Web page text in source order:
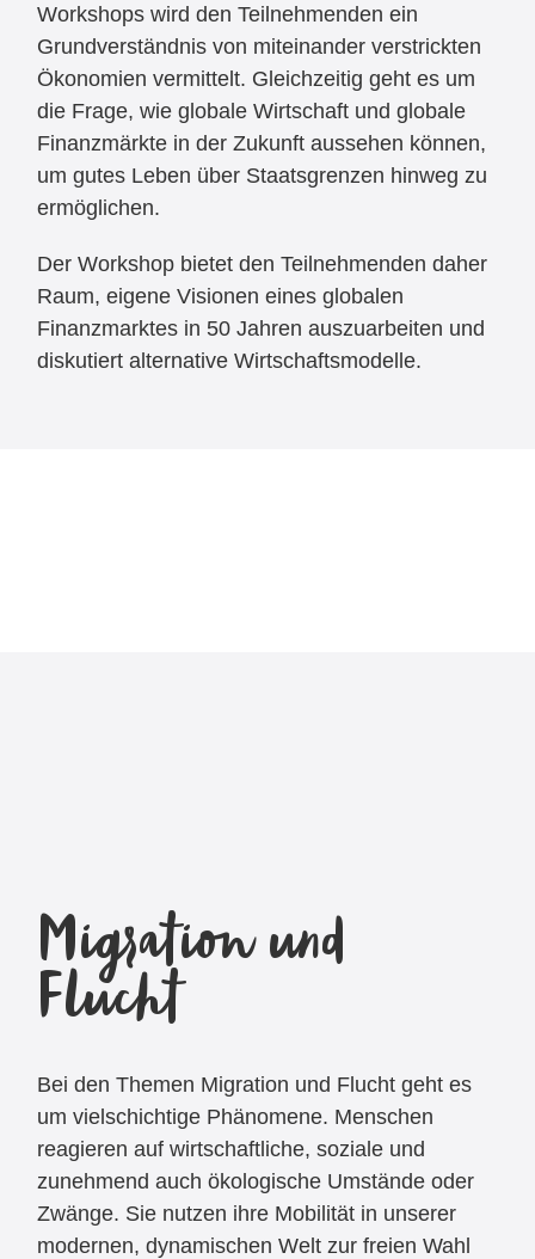
Workshops wird den Teilnehmenden ein
Grundverständnis von miteinander verstrickten
Ökonomien vermittelt. Gleichzeitig geht es um
die Frage, wie globale Wirtschaft und globale
Finanzmärkte in der Zukunft aussehen können,
um gutes Leben über Staatsgrenzen hinweg zu
ermöglichen.
Der Workshop bietet den Teilnehmenden daher
Raum, eigene Visionen eines globalen
Finanzmarktes in 50 Jahren auszuarbeiten und
diskutiert alternative Wirtschaftsmodelle.
Migration und
Flucht
Bei den Themen Migration und Flucht geht es
um vielschichtige Phänomene. Menschen
reagieren auf wirtschaftliche, soziale und
zunehmend auch ökologische Umstände oder
Zwänge. Sie nutzen ihre Mobilität in unserer
modernen, dynamischen Welt zur freien Wahl